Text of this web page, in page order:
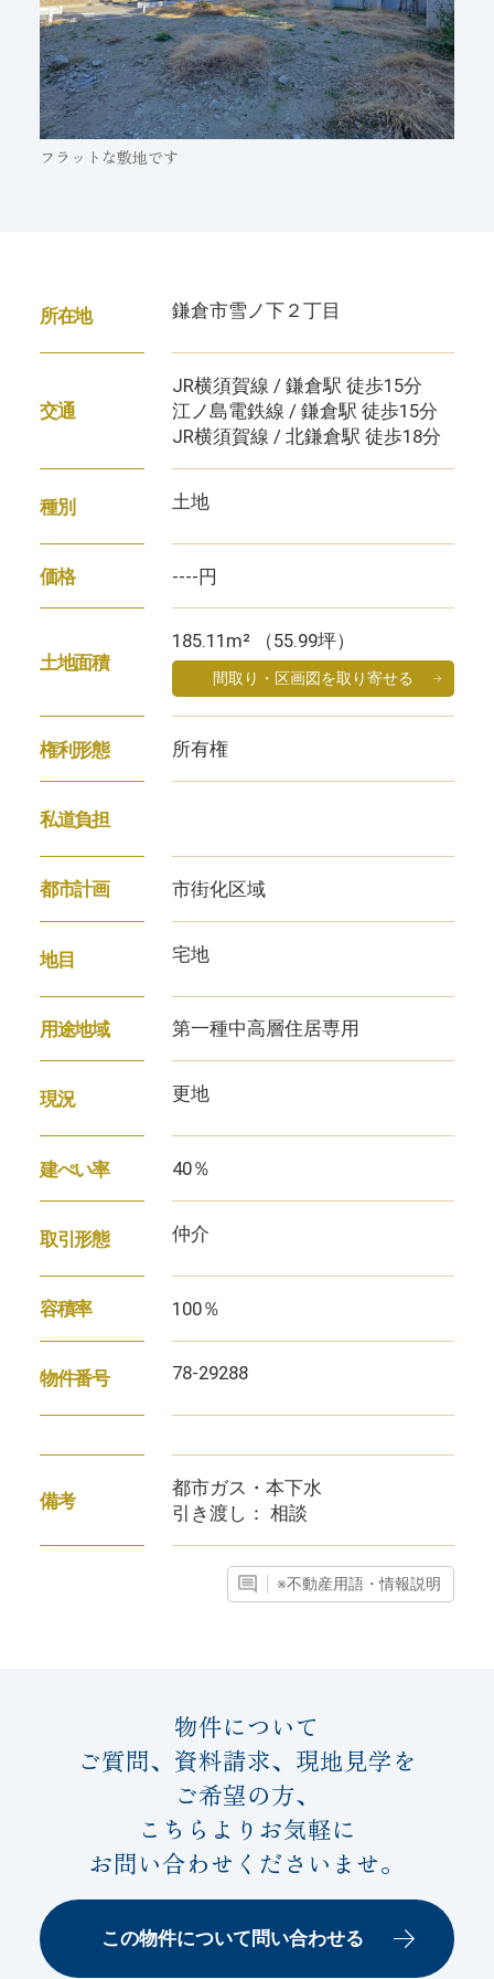
フラットな敷地です
所在地 鎌倉市雪ノ下２丁目
交通
JR横須賀線 / 鎌倉駅 徒歩15分
江ノ島電鉄線 / 鎌倉駅 徒歩15分
JR横須賀線 / 北鎌倉駅 徒歩18分
種別 土地
価格 ----円
土地面積
185.11m² （55.99坪）
間取り・区画図を取り寄せる
権利形態 所有権
私道負担
都市計画 市街化区域
地目 宅地
用途地域 第一種中高層住居専用
現況 更地
建ぺい率 40％
取引形態 仲介
容積率 100％
物件番号 78-29288
備考
都市ガス・本下水
引き渡し： 相談
※不動産用語・情報説明
物件について
ご質問、資料請求、現地見学を
ご希望の方、
こちらよりお気軽に
お問い合わせくださいませ。
この物件について問い合わせる